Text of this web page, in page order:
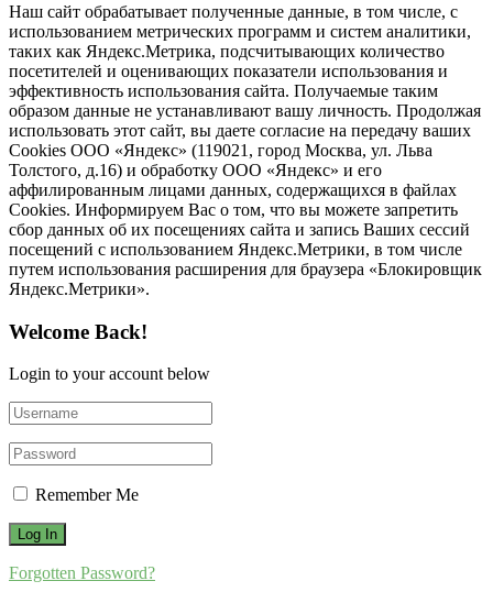
Наш сайт обрабатывает полученные данные, в том числе, с
использованием метрических программ и систем аналитики,
таких как Яндекс.Метрика, подсчитывающих количество
посетителей и оценивающих показатели использования и
эффективность использования сайта. Получаемые таким
образом данные не устанавливают вашу личность. Продолжая
использовать этот сайт, вы даете согласие на передачу ваших
Cookies ООО «Яндекс» (119021, город Москва, ул. Льва
Толстого, д.16) и обработку ООО «Яндекс» и его
аффилированным лицами данных, содержащихся в файлах
Cookies. Информируем Вас о том, что вы можете запретить
сбор данных об их посещениях сайта и запись Ваших сессий
посещений с использованием Яндекс.Метрики, в том числе
путем использования расширения для браузера «Блокировщик
Яндекс.Метрики».
Welcome Back!
Login to your account below
Remember Me
Forgotten Password?